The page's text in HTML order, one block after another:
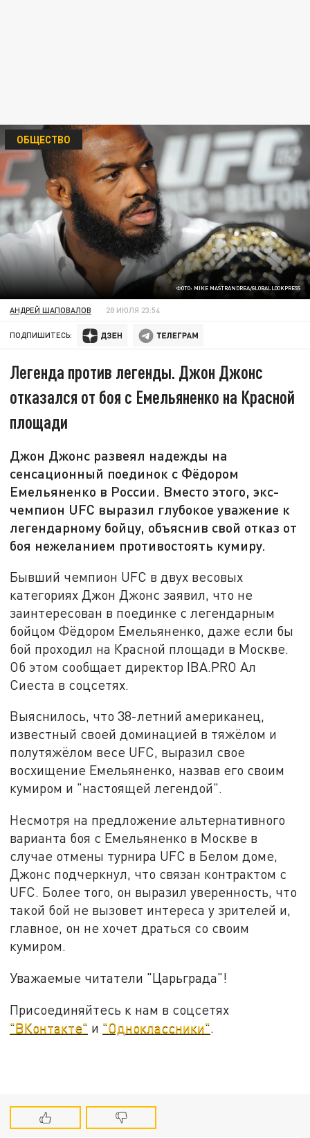
ФОТО: MIKE MASTRANDREA/GLOBALLOOKPRESS
ОБЩЕСТВО
АНДРЕЙ ШАПОВАЛОВ 28 ИЮЛЯ 23:54
ПОДПИШИТЕСЬ:
Легенда против легенды. Джон Джонс
отказался от боя с Емельяненко на Красной
площади
Джон Джонс развеял надежды на
сенсационный поединок с Фёдором
Емельяненко в России. Вместо этого, экс-
чемпион UFC выразил глубокое уважение к
легендарному бойцу, объяснив свой отказ от
боя нежеланием противостоять кумиру.
Бывший чемпион UFC в двух весовых
категориях Джон Джонс заявил, что не
заинтересован в поединке с легендарным
бойцом Фёдором Емельяненко, даже если бы
бой проходил на Красной площади в Москве.
Об этом сообщает директор IBA.PRO Ал
Сиеста в соцсетях.
Выяснилось, что 38-летний американец,
известный своей доминацией в тяжёлом и
полутяжёлом весе UFC, выразил свое
восхищение Емельяненко, назвав его своим
кумиром и "настоящей легендой".
Несмотря на предложение альтернативного
варианта боя с Емельяненко в Москве в
случае отмены турнира UFC в Белом доме,
Джонс подчеркнул, что связан контрактом с
UFC. Более того, он выразил уверенность, что
такой бой не вызовет интереса у зрителей и,
главное, он не хочет драться со своим
кумиром.
Уважаемые читатели "Царьграда"!
Присоединяйтесь к нам в соцсетях
"ВКонтакте" и "Одноклассники"